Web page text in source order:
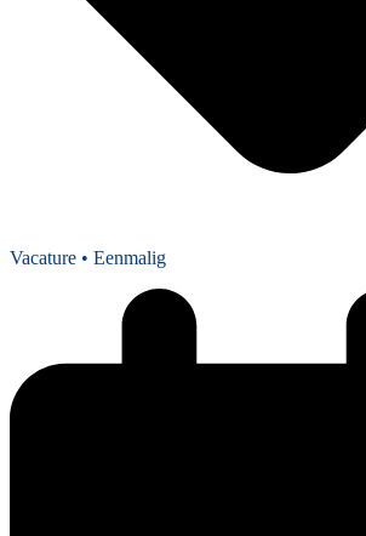
Vacature • Eenmalig